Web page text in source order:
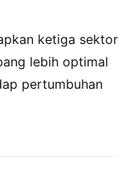
ketiga sektor
lebih optimal
pertumbuhan